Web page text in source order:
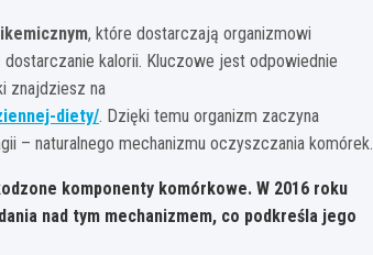
, które dostarczają organizmowi
kalorii. Kluczowe jest odpowiednie
znajdziesz na
diety/. Dzięki temu organizm zaczyna
– naturalnego mechanizmu oczyszczania komórek.
komponenty komórkowe. W 2016 roku
nad tym mechanizmem, co podkreśla jego